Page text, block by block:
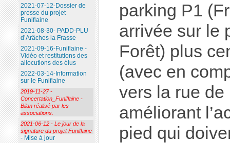
parking P1
arrivée sur le
Forêt) plus
(avec en
vers la rue
améliorant
pied qui
2021-07-12-Dossier de
presse du projet
Funiflaine
2021-08-30- PADD-PLU
d’Arâches la Frasse
2021-09-16-Funiflaine -
Vidéo et restitutions des
allocutions des élus
2022-03-14-Information
sur le Funiflaine
2019-11-27 -
Concertation_Funiflaine -
Bilan réalisé par les
associations.
2021-06-12 - Le jour de la
signature du projet Funiflaine
- Mise à jour